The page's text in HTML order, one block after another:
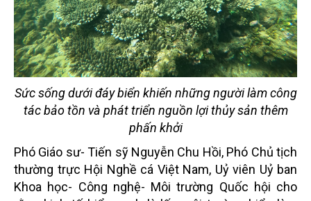
Sức sống dưới đáy biển khiến những người làm công
tác bảo tồn và phát triển nguồn lợi thủy sản thêm
phấn khởi
Phó Giáo sư- Tiến sỹ Nguyễn Chu Hồi, Phó Chủ tịch
thường trực Hội Nghề cá Việt Nam, Uỷ viên Uỷ ban
Khoa học- Công nghệ- Môi trường Quốc hội cho